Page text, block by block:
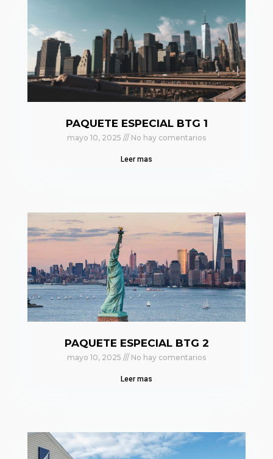
PAQUETE ESPECIAL BTG 1
mayo 10, 2025 No hay comentarios
Leer mas
PAQUETE ESPECIAL BTG 2
mayo 10, 2025 No hay comentarios
Leer mas